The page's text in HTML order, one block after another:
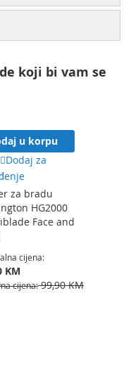
koji bi vam se
u korpu
Dodaj
listu
Dodaj za
za bradu
HG2000
Face and
cijena
KM
cijena 99,90 KM